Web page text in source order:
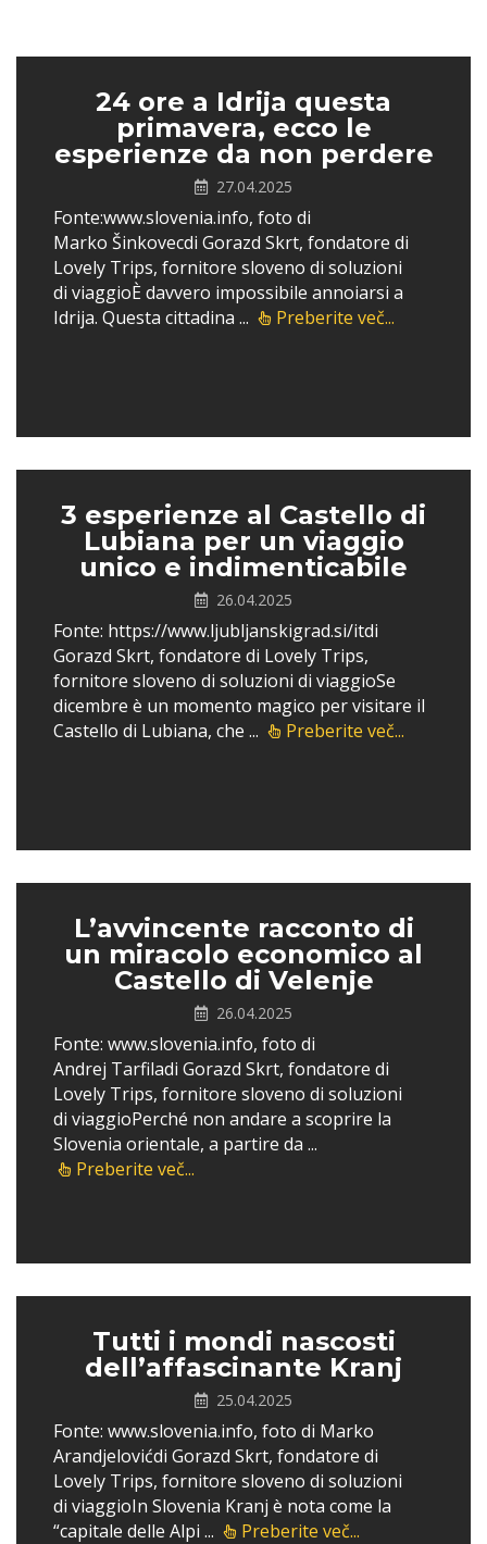
24 ore a Idrija questa
primavera, ecco le
esperienze da non perdere
27.04.2025
Fonte:www.slovenia.info, foto di
Marko Šinkovecdi Gorazd Skrt, fondatore di
Lovely Trips, fornitore sloveno di soluzioni
di viaggioÈ davvero impossibile annoiarsi a
Idrija. Questa cittadina ...
Preberite več...
3 esperienze al Castello di
Lubiana per un viaggio
unico e indimenticabile
26.04.2025
Fonte: https://www.ljubljanskigrad.si/itdi
Gorazd Skrt, fondatore di Lovely Trips,
fornitore sloveno di soluzioni di viaggioSe
dicembre è un momento magico per visitare il
Castello di Lubiana, che ...
Preberite več...
L’avvincente racconto di
un miracolo economico al
Castello di Velenje
26.04.2025
Fonte: www.slovenia.info, foto di
Andrej Tarfiladi Gorazd Skrt, fondatore di
Lovely Trips, fornitore sloveno di soluzioni
di viaggioPerché non andare a scoprire la
Slovenia orientale, a partire da ...
Preberite več...
Tutti i mondi nascosti
dell’affascinante Kranj
25.04.2025
Fonte: www.slovenia.info, foto di Marko
Arandjelovićdi Gorazd Skrt, fondatore di
Lovely Trips, fornitore sloveno di soluzioni
di viaggioIn Slovenia Kranj è nota come la
“capitale delle Alpi ...
Preberite več...